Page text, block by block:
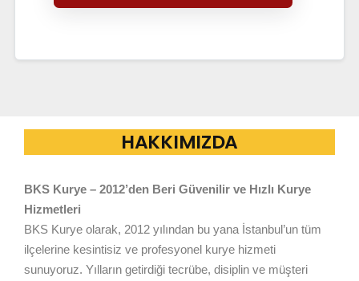
HAKKIMIZDA
BKS Kurye – 2012’den Beri Güvenilir ve Hızlı Kurye
Hizmetleri
BKS Kurye olarak, 2012 yılından bu yana İstanbul’un tüm
ilçelerine kesintisiz ve profesyonel kurye hizmeti
sunuyoruz. Yılların getirdiği tecrübe, disiplin ve müşteri